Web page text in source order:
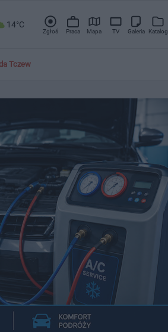
14°C
Zgłoś Praca Mapa TV Galeria Katalog
Tczew